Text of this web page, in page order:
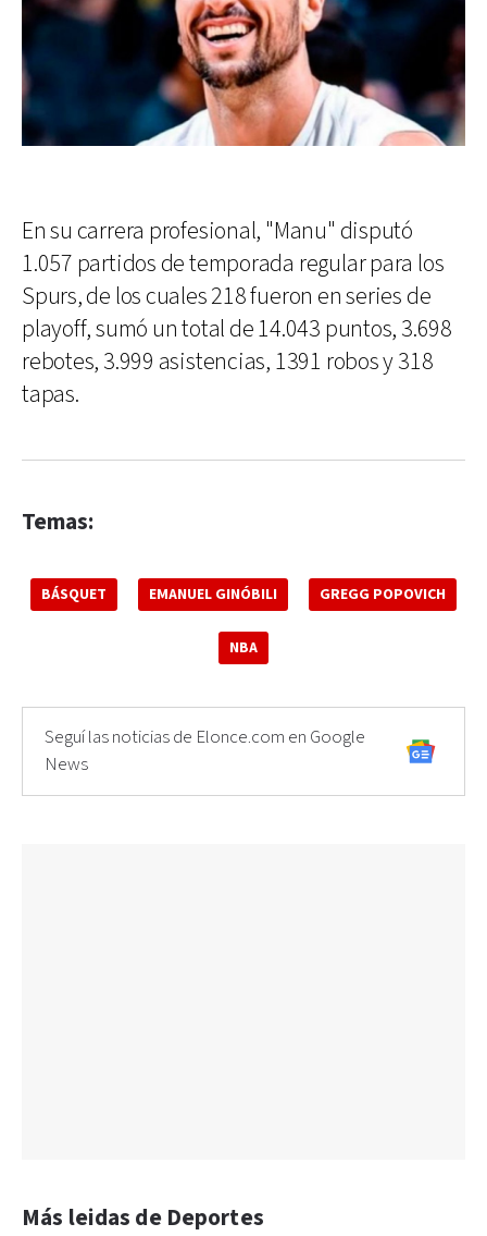
En su carrera profesional, "Manu" disputó
1.057 partidos de temporada regular para los
Spurs, de los cuales 218 fueron en series de
playoff, sumó un total de 14.043 puntos, 3.698
rebotes, 3.999 asistencias, 1391 robos y 318
tapas.
Temas:
BÁSQUET EMANUEL GINÓBILI GREGG POPOVICH
NBA
Seguí las noticias de Elonce.com en Google
News
Más leidas de Deportes